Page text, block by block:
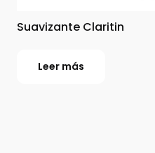
Suavizante Claritin
Leer más